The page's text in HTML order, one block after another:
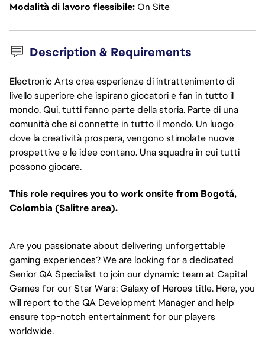
Modalità di lavoro flessibileOn Site
Description & Requirements
Electronic Arts crea esperienze di intrattenimento di
livello superiore che ispirano giocatori e fan in tutto il
mondo. Qui, tutti fanno parte della storia. Parte di una
comunità che si connette in tutto il mondo. Un luogo
dove la creatività prospera, vengono stimolate nuove
prospettive e le idee contano. Una squadra in cui tutti
possono giocare.
This role requires you to work onsite from Bogotá,
Colombia (Salitre area).
Are you passionate about delivering unforgettable
gaming experiences? We are looking for a dedicated
Senior QA Specialist to join our dynamic team at Capital
Games for our Star Wars: Galaxy of Heroes title. Here, you
will report to the QA Development Manager and help
ensure top-notch entertainment for our players
worldwide.